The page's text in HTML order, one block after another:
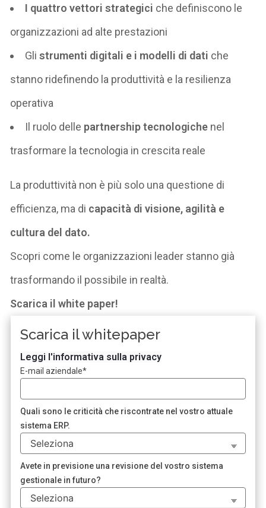
I quattro vettori strategici che definiscono le
organizzazioni ad alte prestazioni
Glistrumenti digitali e i modelli di dati che
stanno ridefinendo la produttività e la resilienza
operativa
Il ruolo delle partnership tecnologiche nel
trasformare la tecnologia in crescita reale
La produttività non è più solo una questione di
efficienza, ma di capacità di visione, agilità e
cultura del dato.
Scopri come le organizzazioni leader stanno già
trasformando il possibile in realtà.
Scarica il white paper!
Scarica il whitepaper
Leggi l'informativa sulla privacy
E-mail aziendale*
Quali sono le criticità che riscontrate nel vostro attuale
sistema ERP.
Avete in previsione una revisione del vostro sistema
gestionale in futuro?